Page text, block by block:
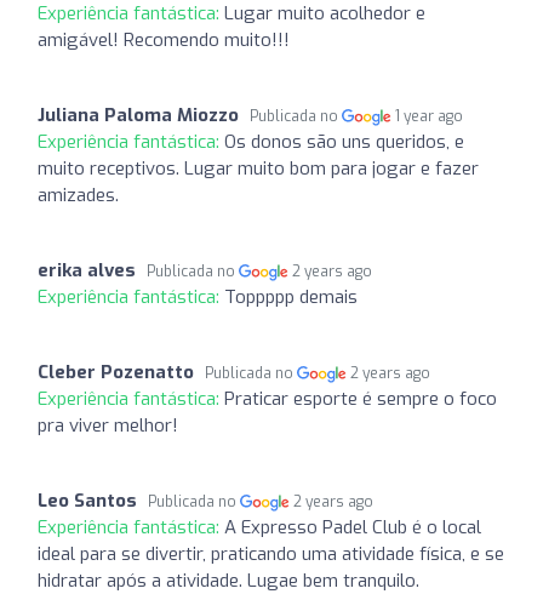
Experiência fantástica: Lugar muito acolhedor e
amigável! Recomendo muito!!!
Juliana Paloma Miozzo Publicada no 1 year ago
Experiência fantástica: Os donos são uns queridos, e
muito receptivos. Lugar muito bom para jogar e fazer
amizades.
erika alves Publicada no 2 years ago
Experiência fantástica: Toppppp demais
Cleber Pozenatto Publicada no 2 years ago
Experiência fantástica: Praticar esporte é sempre o foco
pra viver melhor!
Leo Santos Publicada no 2 years ago
Experiência fantástica: A Expresso Padel Club é o local
ideal para se divertir, praticando uma atividade física, e se
hidratar após a atividade. Lugae bem tranquilo.